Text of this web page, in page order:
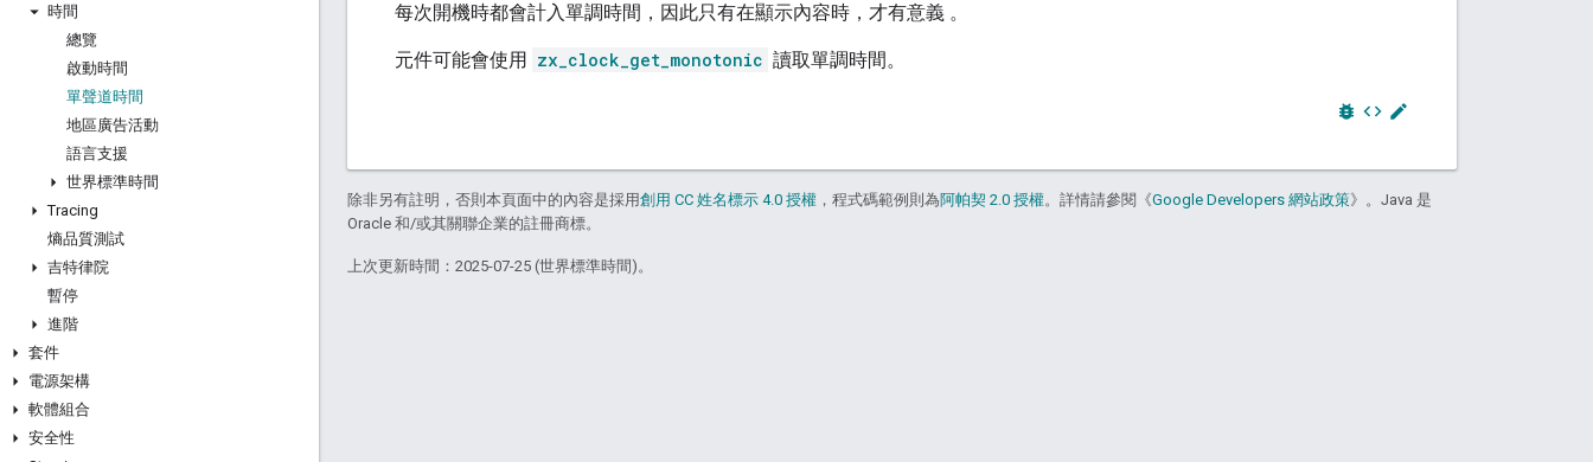
時間
總覽
啟動時間
單聲道時間
地區廣告活動
語言支援
世界標準時間
Tracing
熵品質測試
吉特律院
暫停
進階
套件
電源架構
軟體組合
安全性
每次開機時都會計入單調時間，因此只有在顯示內容時，才有意義 。
元件可能會使用 zx_clock_get_monotonic 讀取單調時間。
bug_report code edit
除非另有註明，否則本頁面中的內容是採用創用 CC 姓名標示 4.0 授權 ，程式碼範例則為阿帕契 2.0 授權。詳情請參閱《Google Developers 網站政策》。Java 是
Oracle 和/或其關聯企業的註冊商標。
上次更新時間：2025-07-25 (世界標準時間)。